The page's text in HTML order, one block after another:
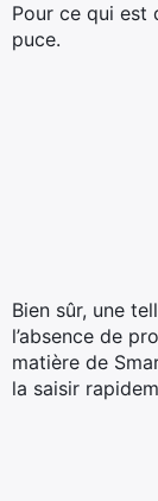
Pour ce qui est
puce.
Bien sûr, une
l’absence de
matière de
la saisir